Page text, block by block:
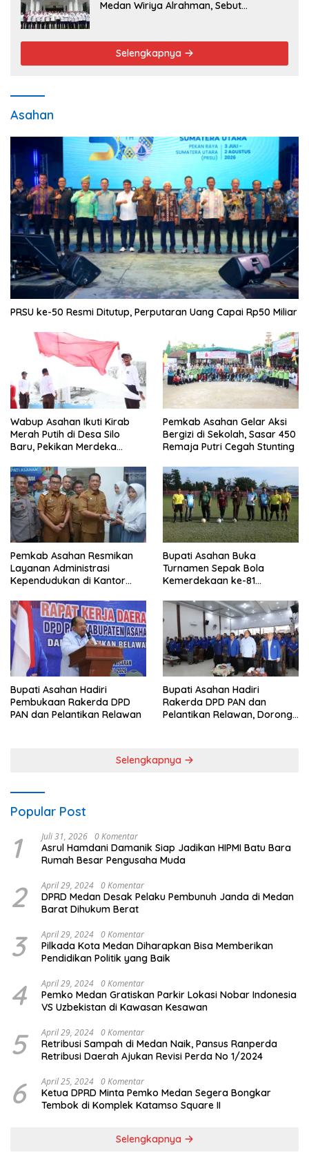
Medan Wiriya Alrahman, Sebut
Selengkapnya
Asahan
PRSU ke-50 Resmi Ditutup, Perputaran Uang Capai Rp50 Miliar
Wabup Asahan Ikuti Kirab
Merah Putih di Desa Silo
Baru, Pekikan Merdeka
Pemkab Asahan Gelar Aksi
Bergizi di Sekolah, Sasar 450
Remaja Putri Cegah Stunting
Pemkab Asahan Resmikan
Layanan Administrasi
Kependudukan di Kantor
Bupati Asahan Buka
Turnamen Sepak Bola
Kemerdekaan ke-81
0208/Asahan
Bupati Asahan Hadiri
Pembukaan Rakerda DPD
PAN dan Pelantikan Relawan
Bupati Asahan Hadiri
Rakerda DPD PAN dan
Pelantikan Relawan, Dorong
Selengkapnya
Popular Post
1 Juli 31, 2026 0 Komentar
Asrul Hamdani Damanik Siap Jadikan HIPMI Batu Bara
Rumah Besar Pengusaha Muda
2 April 29, 2024 0 Komentar
DPRD Medan Desak Pelaku Pembunuh Janda di Medan
Barat Dihukum Berat
3 April 29, 2024 0 Komentar
Pilkada Kota Medan Diharapkan Bisa Memberikan
Pendidikan Politik yang Baik
4 April 29, 2024 0 Komentar
Pemko Medan Gratiskan Parkir Lokasi Nobar Indonesia
VS Uzbekistan di Kawasan Kesawan
5 April 29, 2024 0 Komentar
Retribusi Sampah di Medan Naik, Pansus Ranperda
Retribusi Daerah Ajukan Revisi Perda No 1/2024
6 April 25, 2024 0 Komentar
Ketua DPRD Minta Pemko Medan Segera Bongkar
Tembok di Komplek Katamso Square II
Selengkapnya